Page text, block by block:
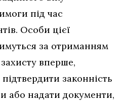
під час
Особи цієї
за отриманням
вперше,
законність
або надати документи,